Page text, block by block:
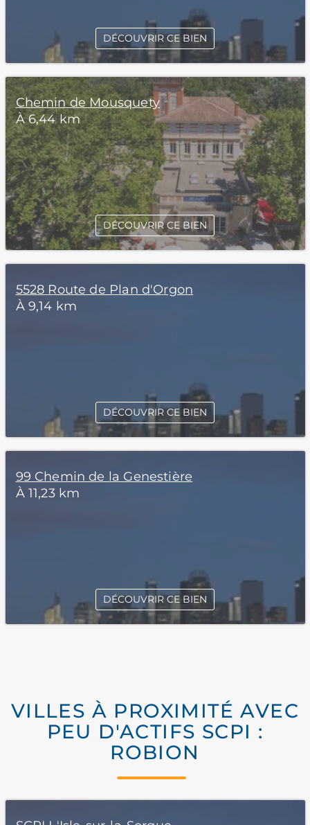
DÉCOUVRIR CE BIEN
Chemin de Mousquety
À 6,44 km
DÉCOUVRIR CE BIEN
5528 Route de Plan d'Orgon
À 9,14 km
DÉCOUVRIR CE BIEN
99 Chemin de la Genestière
À 11,23 km
DÉCOUVRIR CE BIEN
VILLES À PROXIMITÉ AVEC
PEU D'ACTIFS SCPI :
ROBION